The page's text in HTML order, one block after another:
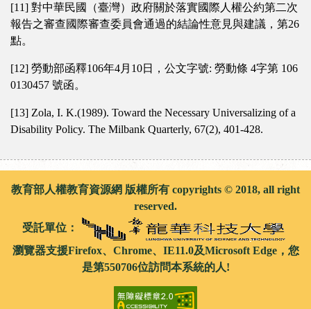
[11] 對中華民國（臺灣）政府關於落實國際人權公約第二次
報告之審查國際審查委員會通過的結論性意見與建議，第26
點。
[12] 勞動部函釋106年4月10日，公文字號: 勞動條 4字第 106
0130457 號函。
[13] Zola, I. K.(1989). Toward the Necessary Universalizing of a
Disability Policy. The Milbank Quarterly, 67(2), 401-428.
教育部人權教育資源網 版權所有 copyrights © 2018, all right
reserved.
受託單位：
瀏覽器支援Firefox、Chrome、IE11.0及Microsoft Edge，您
是第550706位訪問本系統的人!